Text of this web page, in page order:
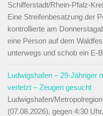
Schifferstadt/Rhein-Pfalz-
Eine Streifenbesatzung der
kontrollierte am
eine Person auf dem
unterwegs und schob ein E-
Ludwigshafen – 29-Jähriger
verletzt – Zeugen gesucht
Ludwigshafen/
(07.08.2026), gegen 4:30